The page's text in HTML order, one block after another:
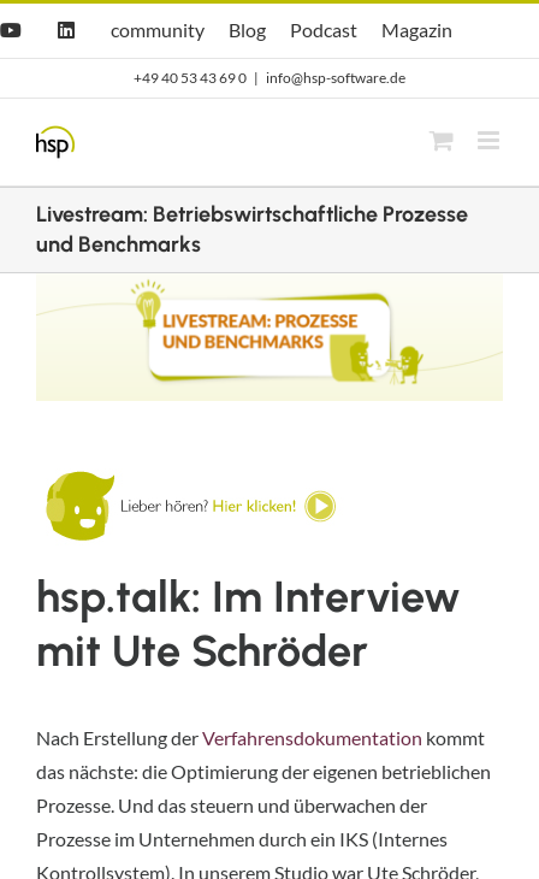
YouTubeLinkedIn
Hsp
community
community
hsp
Blog
Blog Opti.Cast
Podcast Opti.Mag
Magazin
+49 40 53 43 69 0 | info@hsp-software.de
Livestream: Betriebswirtschaftliche Prozesse
und Benchmarks
grösseres
hsp.talk: Im Interview
mit Ute Schröder
Nach Erstellung derVerfahrensdokumentation kommt
das nächste: die Optimierung der eigenen betrieblichen
Prozesse. Und das steuern und überwachen der
Prozesse im Unternehmen durch ein IKS (Internes
Kontrollsystem). In unserem Studio war Ute Schröder,